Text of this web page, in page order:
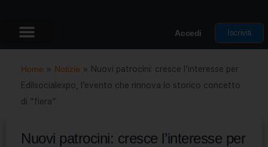
Accedi Iscriviti
Home » Notizie » Nuovi patrocini: cresce l’interesse per
Edilsocialexpo, l’evento che rinnova lo storico concetto
di “fiera”
Nuovi patrocini: cresce l’interesse per